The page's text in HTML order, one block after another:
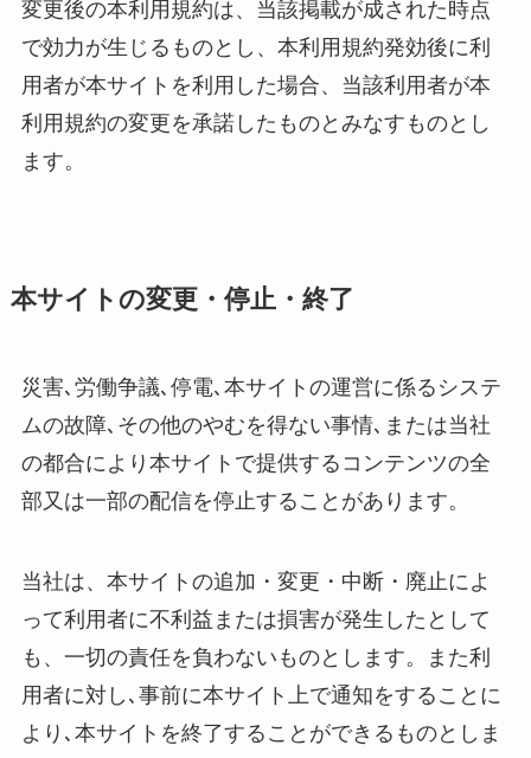
変更後の本利用規約は、当該掲載が成された時点
で効力が生じるものとし、本利用規約発効後に利
用者が本サイトを利用した場合、当該利用者が本
利用規約の変更を承諾したものとみなすものとし
ます。
本サイトの変更・停止・終了
災害､労働争議､停電､本サイトの運営に係るシステ
ムの故障､その他のやむを得ない事情､または当社
の都合により本サイトで提供するコンテンツの全
部又は一部の配信を停止することがあります。
当社は、本サイトの追加・変更・中断・廃止によ
って利用者に不利益または損害が発生したとして
も、一切の責任を負わないものとします。また利
用者に対し､事前に本サイト上で通知をすることに
より､本サイトを終了することができるものとしま